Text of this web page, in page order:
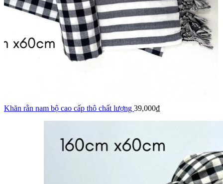
Khăn rằn nam bộ cao cấp thô chất lượng 39,000₫